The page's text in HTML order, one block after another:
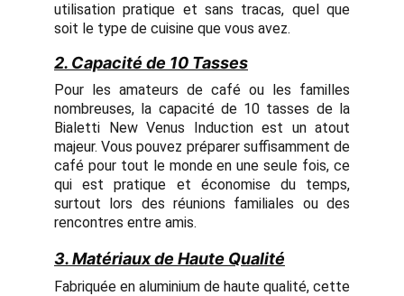
utilisation pratique et sans tracas, quel que
soit le type de cuisine que vous avez.
2. Capacité de 10 Tasses
Pour les amateurs de café ou les familles
nombreuses, la capacité de 10 tasses de la
Bialetti New Venus Induction est un atout
majeur. Vous pouvez préparer suffisamment de
café pour tout le monde en une seule fois, ce
qui est pratique et économise du temps,
surtout lors des réunions familiales ou des
rencontres entre amis.
3. Matériaux de Haute Qualité
Fabriquée en aluminium de haute qualité, cette